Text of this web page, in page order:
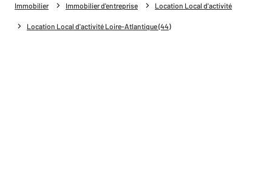
Immobilier Immobilier d'entreprise Location Local d'activité
Location Local d'activité Loire-Atlantique (44)